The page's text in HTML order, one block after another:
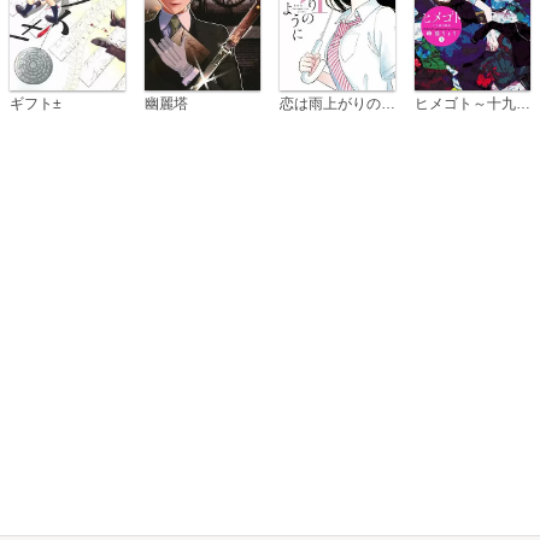
ギフト± 幽麗塔 恋は雨上がりのように ヒメゴト～十九歳の制服～